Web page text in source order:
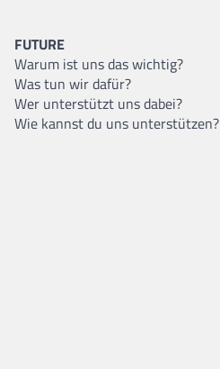
FUTURE
Warum ist uns das wichtig?
Was tun wir dafür?
Wer unterstützt uns dabei?
Wie kannst du uns unterstützen?